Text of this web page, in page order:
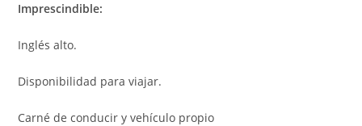
Imprescindible:
Inglés alto.
Disponibilidad para viajar.
Carné de conducir y vehículo propio